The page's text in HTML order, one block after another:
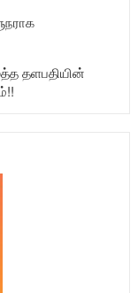
தளபதியின்